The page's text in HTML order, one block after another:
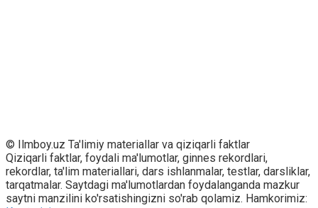
© Ilmboy.uz Ta'limiy materiallar va qiziqarli faktlar
Qiziqarli faktlar, foydali ma'lumotlar, ginnes rekordlari,
rekordlar, ta'lim materiallari, dars ishlanmalar, testlar, darsliklar,
tarqatmalar. Saytdagi ma'lumotlardan foydalanganda mazkur
saytni manzilini ko'rsatishingizni so'rab qolamiz. Hamkorimiz: